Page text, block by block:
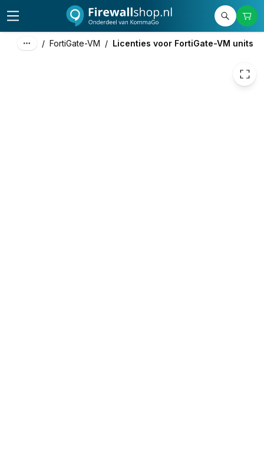
/ FortiGate-VM / Licenties voor FortiGate-VM units
€ 156,63